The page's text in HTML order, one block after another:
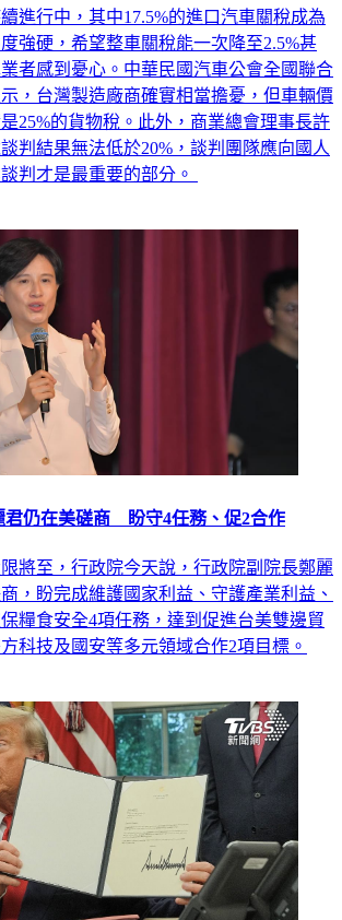
進行中，其中17.5%的進口汽車關稅成為
強硬，希望整車關稅能一次降至2.5%甚
者感到憂心。中華民國汽車公會全國聯合
，台灣製造廠商確實相當擔憂，但車輛價
25%的貨物稅。此外，商業總會理事長許
判結果無法低於20%，談判團隊應向國人
判才是最重要的部分。
君仍在美磋商 盼守4任務、促2合作
將至，行政院今天說，行政院副院長鄭麗
，盼完成維護國家利益、守護產業利益、
糧食安全4項任務，達到促進台美雙邊貿
科技及國安等多元領域合作2項目標。